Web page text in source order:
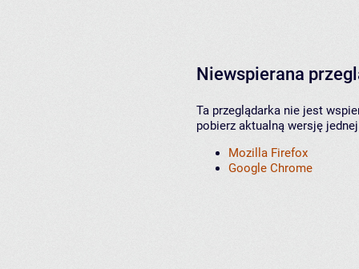
Niewspierana
Ta przeglądarka nie jest
pobierz aktualną wersję
Mozilla Firefox
Google Chrome